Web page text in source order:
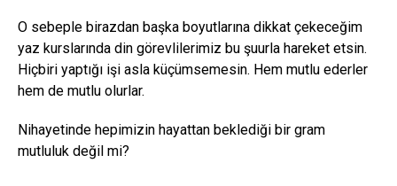
O sebeple birazdan başka boyutlarına dikkat çekeceğim
yaz kurslarında din görevlilerimiz bu şuurla hareket etsin.
Hiçbiri yaptığı işi asla küçümsemesin. Hem mutlu ederler
hem de mutlu olurlar.
Nihayetinde hepimizin hayattan beklediği bir gram
mutluluk değil mi?